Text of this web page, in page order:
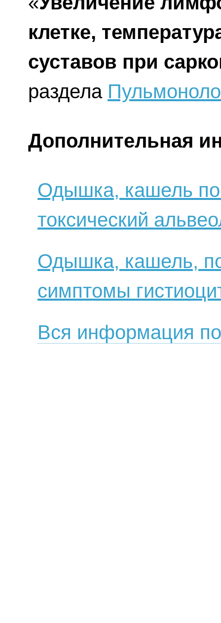
клетке,
суставов при
раздела
Дополнительная
Одышка, кашель
токсический
Одышка, кашель,
симптомы
Вся информация